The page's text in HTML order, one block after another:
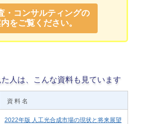
・コンサルティングの
をご覧ください。
人は、こんな資料も見ています
資 料 名
2022年版 人工光合成市場の現状と将来展望